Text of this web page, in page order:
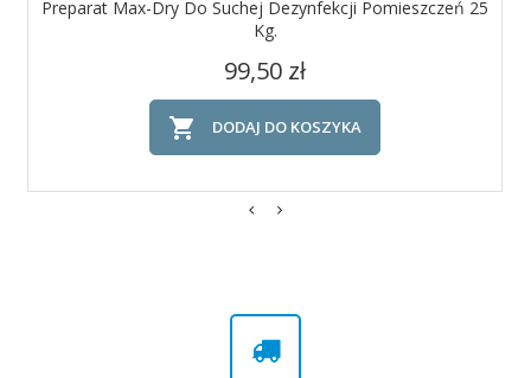
Preparat Max-Dry Do Suchej Dezynfekcji Pomieszczeń 25
Kg.
Cena
99,50 zł
 DODAJ DO KOSZYKA